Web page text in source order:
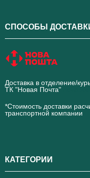
СПОСОБЫ
Доставка в отделение/
ТК "Новая Почта"
*Стоимость доставки
транспортной компании
КАТЕГОРИИ